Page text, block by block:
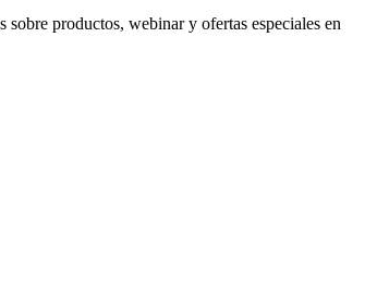
productos, webinar y ofertas especiales en